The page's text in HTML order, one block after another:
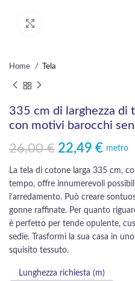
Home Tela
335 cm di larghezza di
con motivi barocchi
26,00€
Il prezzo originale era: 26,00 €.
22,49 €
Il prezzo attuale è: 22,49 €.metro
La tela di cotone larga 335 cm,
tempo, offre innumerevoli
l’arredamento. Può creare
gonne raffinate. Per quanto
è perfetto per tende opulente,
sedie. Trasformi la sua casa in
squisito tessuto.
Lunghezza richiesta (m)